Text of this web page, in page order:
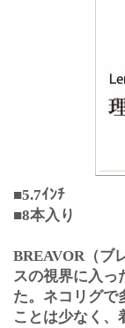
■5.7ｲﾝﾁ
■8本入り
BREAVOR（ブ
スの視界に入っ
た。ネコリグで
ことは少なく、